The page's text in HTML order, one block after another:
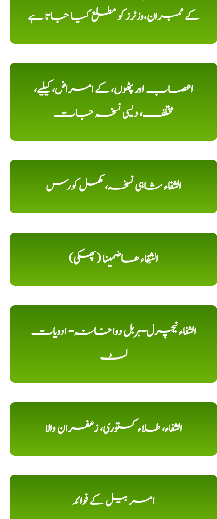
کے ممبران،وزٹرز کو مطلع کیا جاتا ہے
اعصاب اور پٹھوں، کے امراض، کیلیے،
مختلف، دیسی نسخہ جات
الشفاء شاہی نسخہ، مکمل کورس
الشِفاء ھاضمینا (پھکی)
الشفاء نیچرل-ہربل دواخانہ- ادویات
لسٹ
الشفاء، طلاء کستوری، زعفران والا
امر بیل کے فوائد